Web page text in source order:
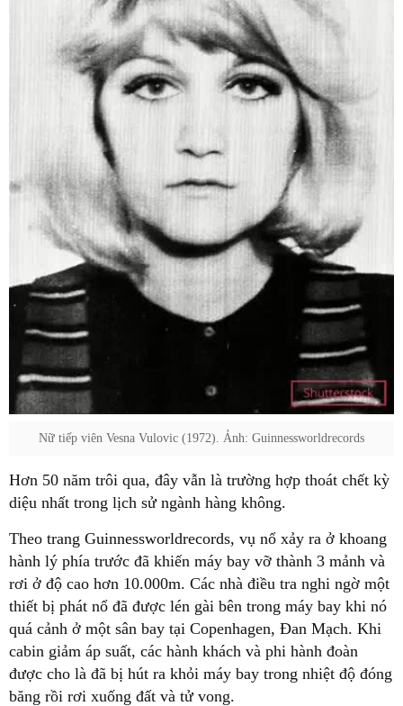
Nữ tiếp viên Vesna Vulovic (1972). Ảnh: Guinnessworldrecords
Hơn 50 năm trôi qua, đây vẫn là trường hợp thoát chết kỳ
diệu nhất trong lịch sử ngành hàng không.
Theo trang Guinnessworldrecords, vụ nổ xảy ra ở khoang
hành lý phía trước đã khiến máy bay vỡ thành 3 mảnh và
rơi ở độ cao hơn 10.000m. Các nhà điều tra nghi ngờ một
thiết bị phát nổ đã được lén gài bên trong máy bay khi nó
quá cảnh ở một sân bay tại Copenhagen, Đan Mạch. Khi
cabin giảm áp suất, các hành khách và phi hành đoàn
được cho là đã bị hút ra khỏi máy bay trong nhiệt độ đóng
băng rồi rơi xuống đất và tử vong.